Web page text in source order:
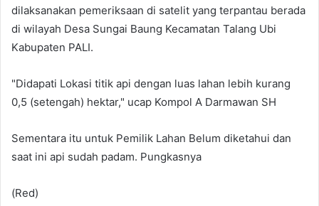
dilaksanakan pemeriksaan di satelit yang terpantau berada
di wilayah Desa Sungai Baung Kecamatan Talang Ubi
Kabupaten PALI.
"Didapati Lokasi titik api dengan luas lahan lebih kurang
0,5 (setengah) hektar," ucap Kompol A Darmawan SH
Sementara itu untuk Pemilik Lahan Belum diketahui dan
saat ini api sudah padam. Pungkasnya
(Red)